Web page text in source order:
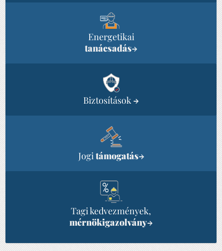
Energetikai
tanácsadás→
Biztosítások→
Jogi támogatás→
Tagi kedvezmények,
mérnökigazolvány→